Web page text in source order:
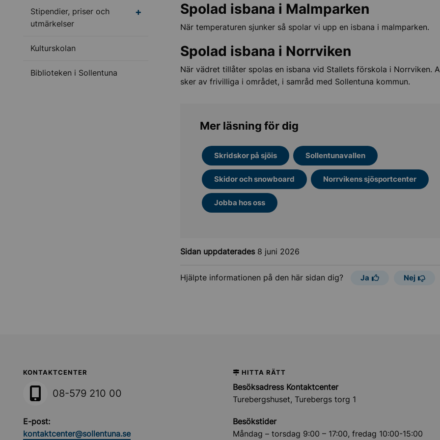
Stipendier, priser och
utmärkelser
Undermeny för Stipendier, priser och utmärkelser
Kulturskolan
Biblioteken i Sollentuna
Spolad isbana i Malmparken
När temperaturen sjunker så spolar vi upp en isbana i malmparken.
Spolad isbana i Norrviken
När vädret tillåter spolas en isbana vid Stallets förskola i Norrviken.
sker av frivilliga i området, i samråd med Sollentuna kommun.
Mer läsning för dig
Skridskor på sjöis Sollentunavallen
Skidor och snowboard Norrvikens sjösportcenter
Jobba hos oss
Sidan uppdaterades 8 juni 2026
Hjälpte informationen på den här sidan dig? Ja Nej
Sollentuna Kommun
KONTAKTCENTER
08-579 210 00
E-post:
kontaktcenter@sollentuna.se
HITTA RÄTT
Besöksadress Kontaktcenter
Turebergshuset, Turebergs torg 1
Besökstider
Måndag – torsdag 9:00 – 17:00, fredag 10:00-15:00